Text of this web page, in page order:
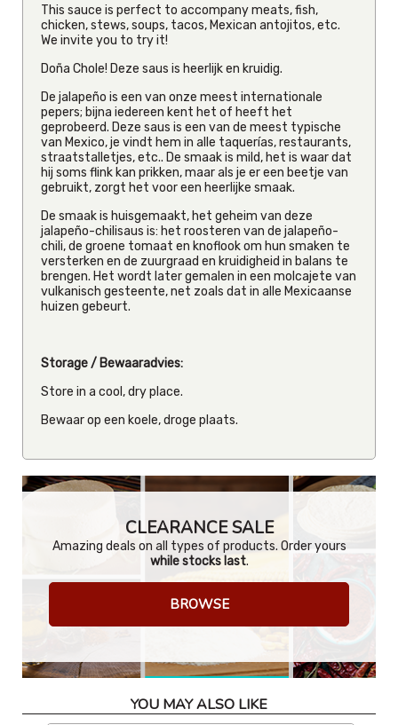
This sauce is perfect to accompany meats, fish,
chicken, stews, soups, tacos, Mexican antojitos, etc.
We invite you to try it!
Doña Chole! Deze saus is heerlijk en kruidig.
De jalapeño is een van onze meest internationale
pepers; bijna iedereen kent het of heeft het
geprobeerd. Deze saus is een van de meest typische
van Mexico, je vindt hem in alle taquerías, restaurants,
straatstalletjes, etc.. De smaak is mild, het is waar dat
hij soms flink kan prikken, maar als je er een beetje van
gebruikt, zorgt het voor een heerlijke smaak.
De smaak is huisgemaakt, het geheim van deze
jalapeño-chilisaus is: het roosteren van de jalapeño-
chili, de groene tomaat en knoflook om hun smaken te
versterken en de zuurgraad en kruidigheid in balans te
brengen. Het wordt later gemalen in een molcajete van
vulkanisch gesteente, net zoals dat in alle Mexicaanse
huizen gebeurt.
Storage / Bewaaradvies:
Store in a cool, dry place.
Bewaar op een koele, droge plaats.
CLEARANCE SALE
Amazing deals on all types of products. Order yours
while stocks last.
BROWSE
YOU MAY ALSO LIKE